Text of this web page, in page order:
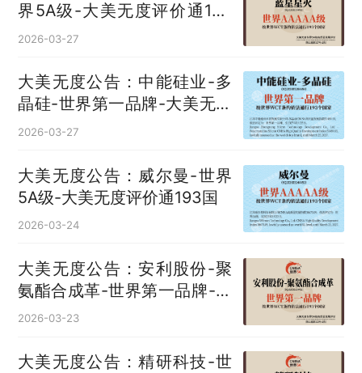
界5A级-大美无度评价通193
国
2026-03-27
大美无度公告：中能硅业-多
晶硅‌-世界第一品牌-大美无度
评价通193国
2026-03-27
大美无度公告：威尔曼-世界
5A级-大美无度评价通193国
2026-03-24
大美无度公告：安利股份-聚
氨酯合成革‌-世界第一品牌-大
美无度评价通193国
2026-03-23
大美无度公告：精研科技-世